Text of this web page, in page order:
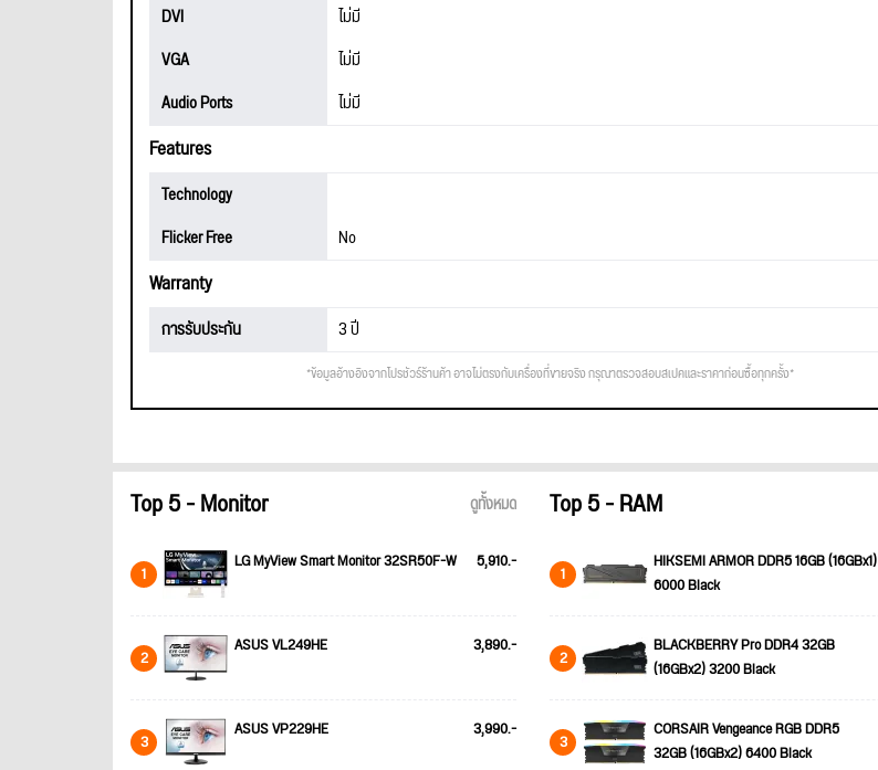
DVI
ไม่มี
VGA
ไม่มี
Audio Ports
ไม่มี
Features
Technology
Flicker Free
No
Warranty
การรับประกัน 3 ปี
*ข้อมูลอ้างอิงจากโปรชัวร์ร้านค้า อาจไม่ตรงกับเครื่องที่ขายจริง กรุณาตรวจสอบสเปคและราคาก่อนซื้อทุกครั้ง*
Top 5 - Monitor ดูทั้งหมด
1 LG MyView Smart Monitor 32SR50F-W 5,910.-
2 ASUS VL249HE 3,890.-
3 ASUS VP229HE 3,990.-
Top 5 - RAM
1
HIKSEMI ARMOR DDR5 16GB (16GBx1)
6000 Black
2
BLACKBERRY Pro DDR4 32GB
(16GBx2) 3200 Black
3
CORSAIR Vengeance RGB DDR5
32GB (16GBx2) 6400 Black